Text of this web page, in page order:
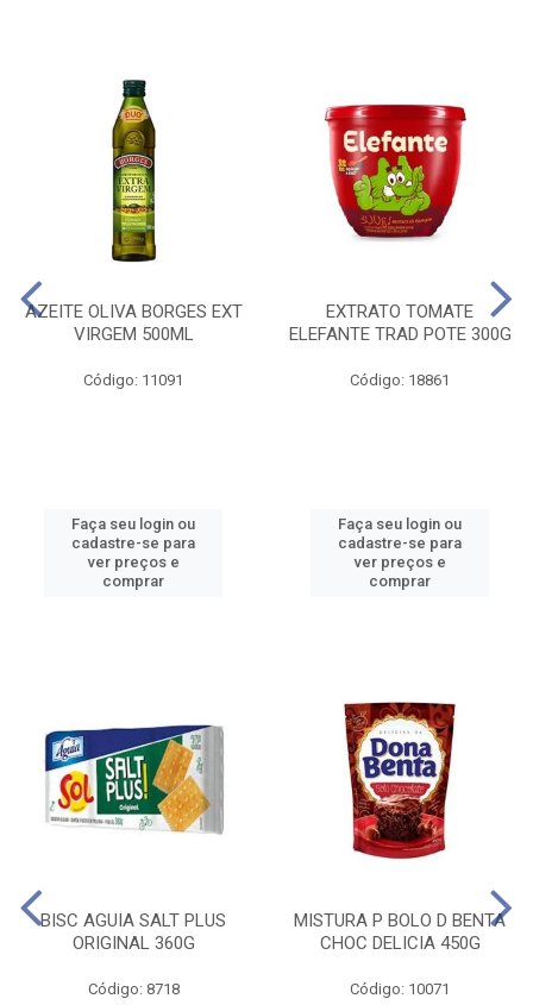
AZEITE OLIVA BORGES EXT
VIRGEM 500ML
Código: 11091
Faça seu login ou
cadastre-se para
ver preços e
comprar
EXTRATO TOMATE
ELEFANTE TRAD POTE 300G
Código: 18861
Faça seu login ou
cadastre-se para
ver preços e
comprar
BISC AGUIA SALT PLUS
ORIGINAL 360G
Código: 8718
MISTURA P BOLO D BENTA
CHOC DELICIA 450G
Código: 10071